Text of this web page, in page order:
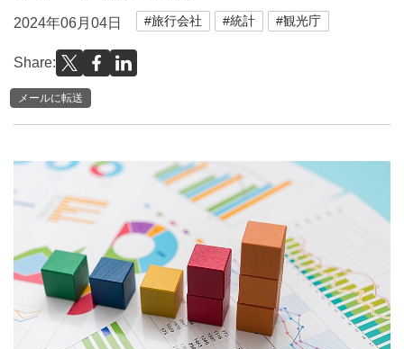
2024年06月04日 #旅行会社 #統計 #観光庁
Share:
メールに転送